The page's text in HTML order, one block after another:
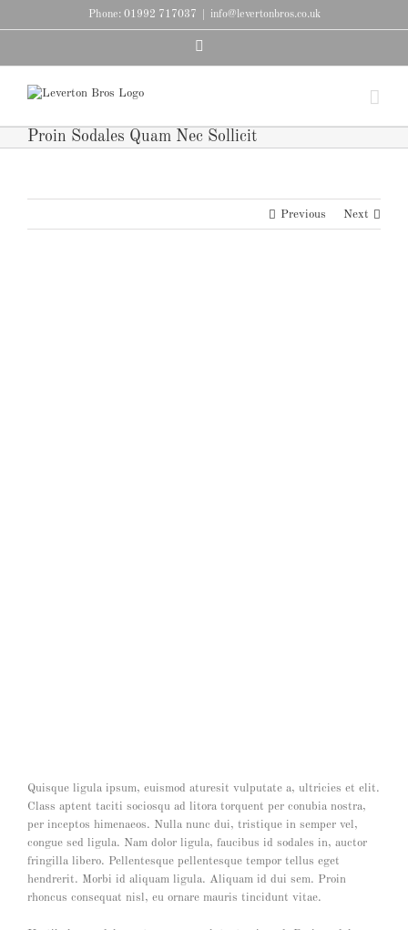
Phone: 01992 717037 info@levertonbros.co.uk
Proin Sodales Quam Nec Sollicit
Previous Next
Quisque ligula ipsum, euismod aturesit vulputate a, ultricies et elit.
Class aptent taciti sociosqu ad litora torquent per conubia nostra,
per inceptos himenaeos. Nulla nunc dui, tristique in semper vel,
congue sed ligula. Nam dolor ligula, faucibus id sodales in, auctor
fringilla libero. Pellentesque pellentesque tempor tellus eget
hendrerit. Morbi id aliquam ligula. Aliquam id dui sem. Proin
rhoncus consequat nisl, eu ornare mauris tincidunt vitae.